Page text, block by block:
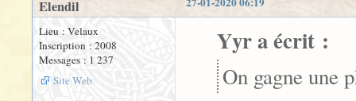
Elendil
Lieu : Velaux
Inscription : 2008
Messages : 1 237
Site Web
Yyr a écrit :
On gagne une